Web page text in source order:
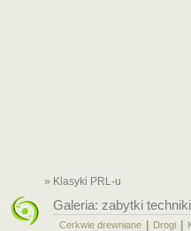
» Klasyki PRL-u
Galeria: zabytki techniki
Cerkwie drewniane Drogi